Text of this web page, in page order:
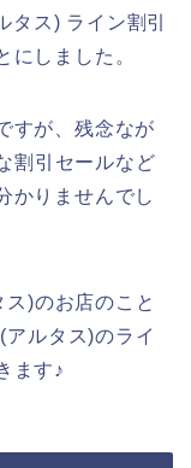
ス) ライン割引
にしました。
すが、残念なが
割引セールなど
かりませんでし
)のお店のこと
ルタス)のライ
ます♪